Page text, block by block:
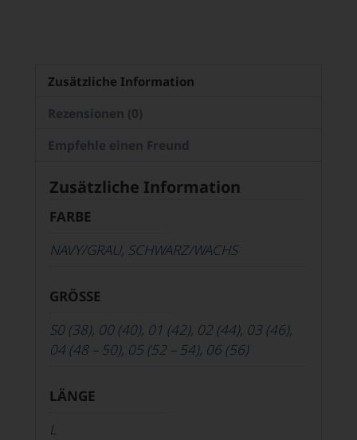
Zusätzliche Information
Rezensionen (0)
Empfehle einen Freund
Zusätzliche Information
FARBE
NAVY/GRAU, SCHWARZ/WACHS
GRÖSSE
S0 (38), 00 (40), 01 (42), 02 (44), 03 (46),
04 (48 – 50), 05 (52 – 54), 06 (56)
LÄNGE
L